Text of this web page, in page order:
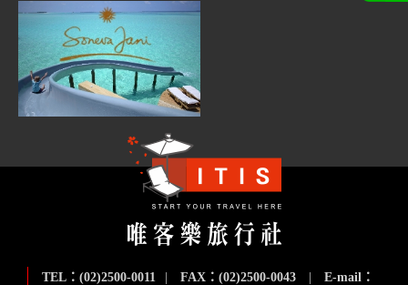
TEL：(02)2500-0011 | FAX：(02)2500-0043 |
E-mail：